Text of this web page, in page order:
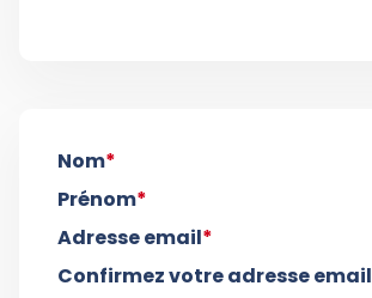
Nom*
Prénom*
Adresse email*
Confirmez votre adresse email